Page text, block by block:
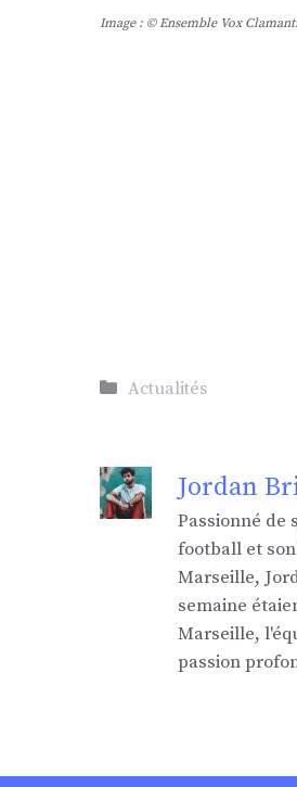
Image : © Ensemble Vox
Catégories
Actualités
Jordan
Passionné de
football et
Marseille,
semaine
Marseille,
passion